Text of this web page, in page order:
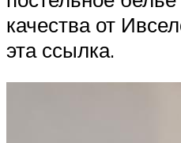
качества от
эта ссылка.